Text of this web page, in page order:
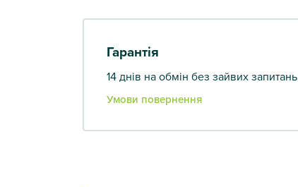
Гарантія
14 днів на обмін без зайвих запитань
Умови повернення